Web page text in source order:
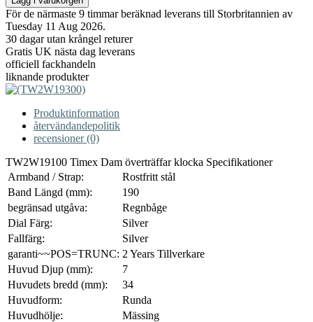
För de närmaste 9 timmar beräknad leverans till Storbritannien av
Tuesday 11 Aug 2026.
30 dagar utan krångel returer
Gratis UK nästa dag leverans
officiell fackhandeln
liknande produkter
Produktinformation
återvändandepolitik
recensioner (0)
TW2W19100 Timex Dam överträffar klocka Specifikationer
Armband / Strap:
Rostfritt stål
Band Längd (mm):
190
begränsad utgåva:
Regnbåge
Dial Färg:
Silver
Fallfärg:
Silver
garanti~~POS=TRUNC: 2 Years Tillverkare
Huvud Djup (mm):
7
Huvudets bredd (mm):
34
Huvudform:
Runda
Huvudhölje:
Mässing